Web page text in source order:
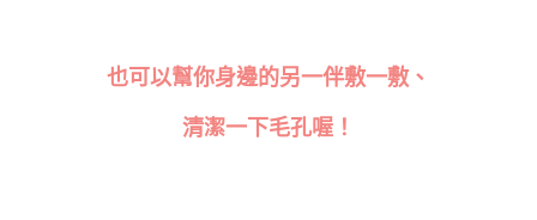
也可以幫你身邊的另一伴敷一敷、
清潔一下毛孔喔！